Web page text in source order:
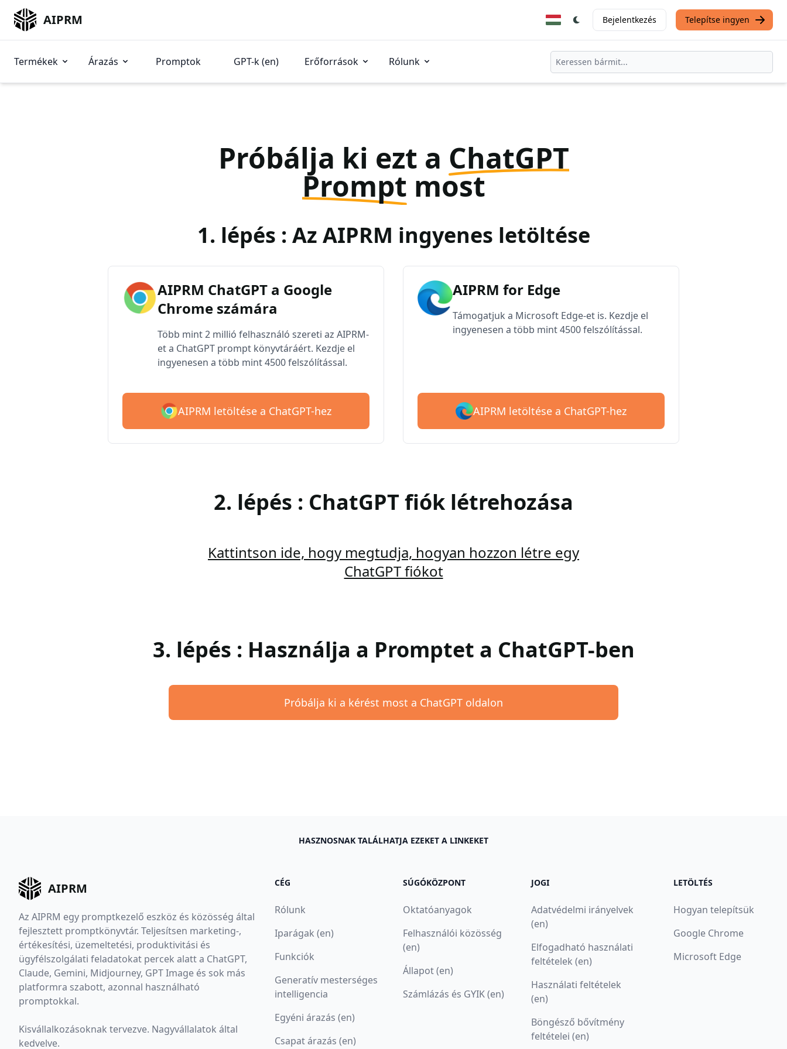
AIPRM Bejelentkezés Telepítse ingyen
Termékek Árazás Promptok GPT-k (en) Erőforrások Rólunk
Próbálja ki ezt a ChatGPT
Prompt most
1. lépés : Az AIPRM ingyenes letöltése
AIPRM ChatGPT a Google
Chrome számára
Több mint 2 millió felhasználó szereti az AIPRM-
et a ChatGPT prompt könyvtáráért. Kezdje el
ingyenesen a több mint 4500 felszólítással.
AIPRM letöltése a ChatGPT-hez
AIPRM for Edge
Támogatjuk a Microsoft Edge-et is. Kezdje el
ingyenesen a több mint 4500 felszólítással.
AIPRM letöltése a ChatGPT-hez
2. lépés : ChatGPT fiók létrehozása
Kattintson ide, hogy megtudja, hogyan hozzon létre egy
ChatGPT fiókot
3. lépés : Használja a Promptet a ChatGPT-ben
Próbálja ki a kérést most a ChatGPT oldalon
HASZNOSNAK TALÁLHATJA EZEKET A LINKEKET
AIPRM
Az AIPRM egy promptkezelő eszköz és közösség által
fejlesztett promptkönyvtár. Teljesítsen marketing-,
értékesítési, üzemeltetési, produktivitási és
ügyfélszolgálati feladatokat percek alatt a ChatGPT,
Claude, Gemini, Midjourney, GPT Image és sok más
platformra szabott, azonnal használható
promptokkal.
Kisvállalkozásoknak tervezve. Nagyvállalatok által
kedvelve.
CÉG
Rólunk
Iparágak (en)
Funkciók
Generatív mesterséges
intelligencia
Egyéni árazás (en)
Csapat árazás (en)
SÚGÓKÖZPONT
Oktatóanyagok
Felhasználói közösség
(en)
Állapot (en)
Számlázás és GYIK (en)
JOGI
Adatvédelmi irányelvek
(en)
Elfogadható használati
feltételek (en)
Használati feltételek
(en)
Böngésző bővítmény
feltételei (en)
LETÖLTÉS
Hogyan telepítsük
Google Chrome
Microsoft Edge